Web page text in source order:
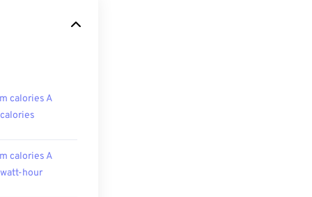
calories A
calories A
hour